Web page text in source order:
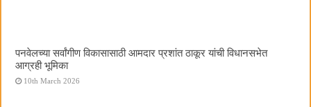
पनवेलच्या सर्वांगीण विकासासाठी आमदार प्रशांत ठाकूर यांची विधानसभेत
आग्रही भूमिका
10th March 2026